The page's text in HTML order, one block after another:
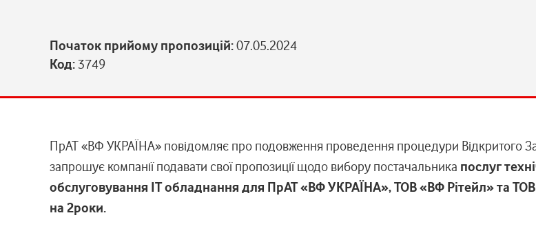
Початок прийому пропозицій:07.05.2024
Код: 3749
ПрАТ «ВФ УКРАЇНА» повідомляє про подовження проведення процедури Відкритого
запрошує компанії подавати свої пропозиції щодо вибору постачальника послуг
обслуговування ІТ обладнання для ПрАТ «ВФ УКРАЇНА», ТОВ «ВФ Рітейл» та
на 2роки.